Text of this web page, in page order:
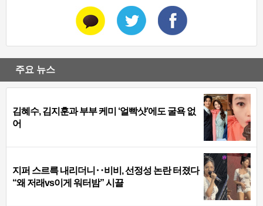
주요 뉴스
김혜수, 김지훈과 부부 케미 ‘얼빡샷’에도 굴욕 없
어
지퍼 스르륵 내리더니‥비비, 선정성 논란 터졌다
“왜 저래vs이게 워터밤” 시끌